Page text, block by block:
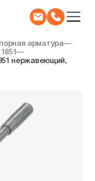
арматура—
—
нержавеющий,